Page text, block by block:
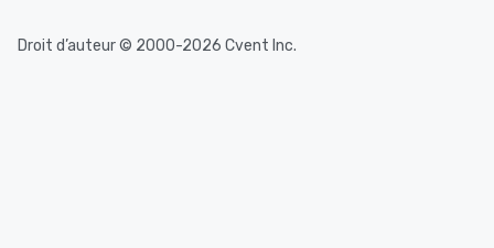
Droit d’auteur © 2000-2026 Cvent Inc.